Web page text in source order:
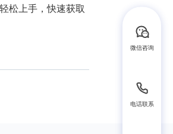
松上手，快速获取
微信咨询
电话联系